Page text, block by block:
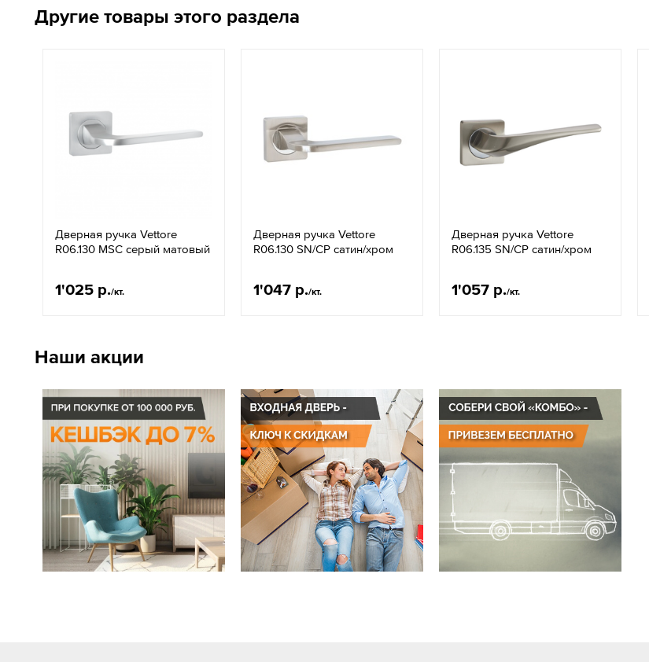
Другие товары этого раздела
Дверная ручка Vettore
R06.130 MSC серый матовый
1'025 р./кт.
Дверная ручка Vettore
R06.130 SN/CP сатин/хром
1'047 р./кт.
Дверная ручка Vettore
R06.135 SN/CP сатин/хром
1'057 р./кт.
Наши акции